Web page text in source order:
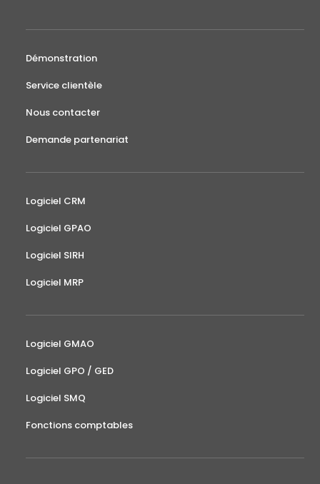
Démonstration
Service clientèle
Nous contacter
Demande partenariat
Logiciel CRM
Logiciel GPAO
Logiciel SIRH
Logiciel MRP
Logiciel GMAO
Logiciel GPO / GED
Logiciel SMQ
Fonctions comptables